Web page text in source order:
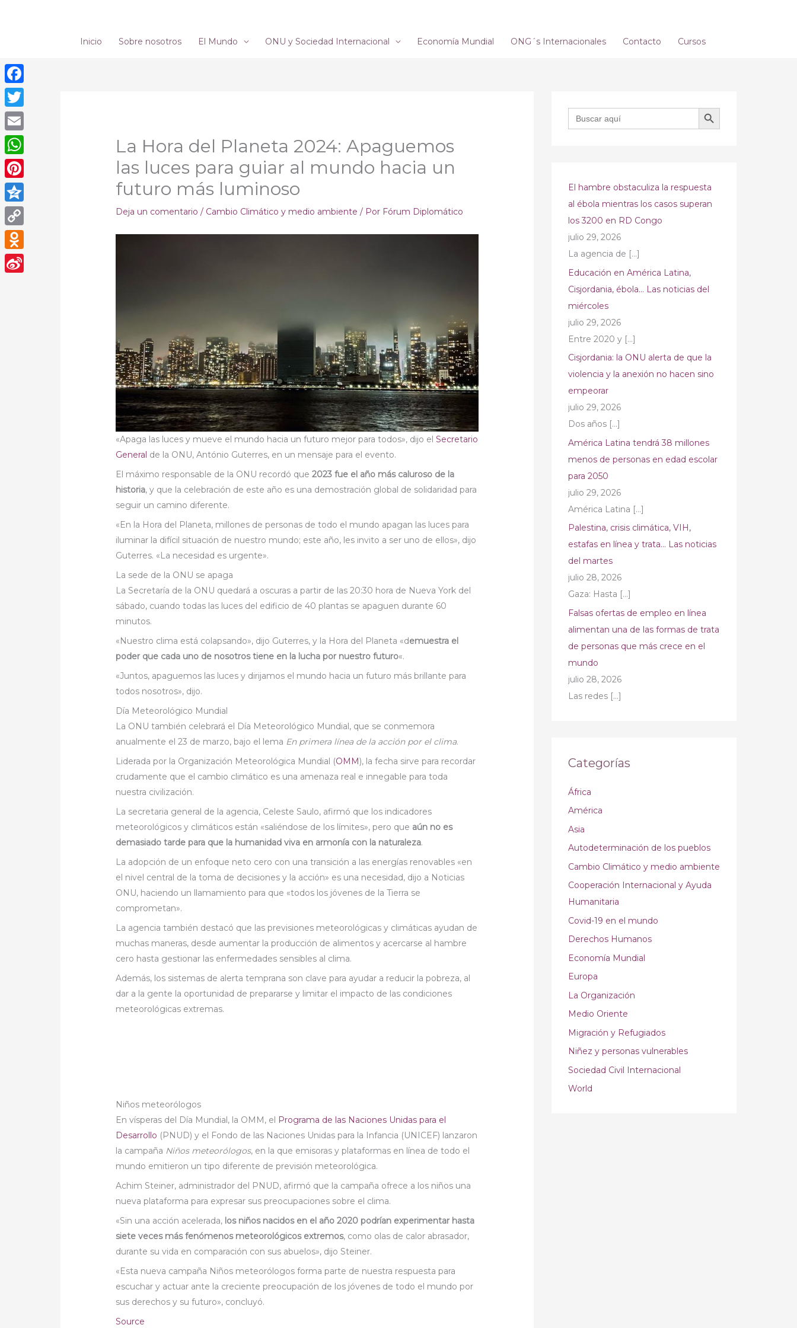
Inicio Sobre nosotros El Mundo ONU y Sociedad Internacional Economía Mundial ONG´s Internacionales Contacto Cursos
La Hora del Planeta 2024: Apaguemos
las luces para guiar al mundo hacia un
futuro más luminoso
Deja un comentario / Cambio Climático y medio ambiente / Por Fórum Diplomático
«Apaga las luces y mueve el mundo hacia un futuro mejor para todos», dijo elSecretario
General de la ONU, António Guterres, en un mensaje para el evento.
El máximo responsable de la ONU recordó que2023 fue el año más caluroso de la
historia, y que la celebración de este año es una demostración global de solidaridad para
seguir un camino diferente.
«En la Hora del Planeta, millones de personas de todo el mundo apagan las luces para
iluminar la difícil situación de nuestro mundo; este año, les invito a ser uno de ellos», dijo
Guterres. «La necesidad es urgente».
La sede de la ONU se apaga
La Secretaría de la ONU quedará a oscuras a partir de las 20:30 hora de Nueva York del
sábado, cuando todas las luces del edificio de 40 plantas se apaguen durante 60
minutos.
«Nuestro clima está colapsando», dijo Guterres, y la Hora del Planeta «demuestra el
poder que cada uno de nosotros tiene en la lucha por nuestro futuro«.
«Juntos, apaguemos las luces y dirijamos el mundo hacia un futuro más brillante para
todos nosotros», dijo.
Día Meteorológico Mundial
La ONU también celebrará el Día Meteorológico Mundial, que se conmemora
anualmente el 23 de marzo, bajo el lema En primera línea de la acción por el clima.
Liderada por la Organización Meteorológica Mundial (OMM), la fecha sirve para recordar
crudamente que el cambio climático es una amenaza real e innegable para toda
nuestra civilización.
La secretaria general de la agencia, Celeste Saulo, afirmó que los indicadores
meteorológicos y climáticos están «saliéndose de los límites», pero que aún no es
demasiado tarde para que la humanidad viva en armonía con la naturaleza.
La adopción de un enfoque neto cero con una transición a las energías renovables «en
el nivel central de la toma de decisiones y la acción» es una necesidad, dijo a Noticias
ONU, haciendo un llamamiento para que «todos los jóvenes de la Tierra se
comprometan».
La agencia también destacó que las previsiones meteorológicas y climáticas ayudan de
muchas maneras, desde aumentar la producción de alimentos y acercarse al hambre
cero hasta gestionar las enfermedades sensibles al clima.
Además, los sistemas de alerta temprana son clave para ayudar a reducir la pobreza, al
dar a la gente la oportunidad de prepararse y limitar el impacto de las condiciones
meteorológicas extremas.
Niños meteorólogos
En vísperas del Día Mundial, la OMM, el Programa de las Naciones Unidas para el
Desarrollo (PNUD) y el Fondo de las Naciones Unidas para la Infancia (UNICEF) lanzaron
la campaña Niños meteorólogos, en la que emisoras y plataformas en línea de todo el
mundo emitieron un tipo diferente de previsión meteorológica.
Achim Steiner, administrador del PNUD, afirmó que la campaña ofrece a los niños una
nueva plataforma para expresar sus preocupaciones sobre el clima.
«Sin una acción acelerada, los niños nacidos en el año 2020 podrían experimentar hasta
siete veces más fenómenos meteorológicos extremos, como olas de calor abrasador,
durante su vida en comparación con sus abuelos», dijo Steiner.
«Esta nueva campaña Niños meteorólogos forma parte de nuestra respuesta para
escuchar y actuar ante la creciente preocupación de los jóvenes de todo el mundo por
sus derechos y su futuro», concluyó.
Source
Buscar: BOTÓN DE BÚSQUEDA
El hambre obstaculiza la respuesta
al ébola mientras los casos superan
los 3200 en RD Congo
julio 29, 2026
La agencia de […]
Educación en América Latina,
Cisjordania, ébola… Las noticias del
miércoles
julio 29, 2026
Entre 2020 y […]
Cisjordania: la ONU alerta de que la
violencia y la anexión no hacen sino
empeorar
julio 29, 2026
Dos años […]
América Latina tendrá 38 millones
menos de personas en edad escolar
para 2050
julio 29, 2026
América Latina […]
Palestina, crisis climática, VIH,
estafas en línea y trata… Las noticias
del martes
julio 28, 2026
Gaza: Hasta […]
Falsas ofertas de empleo en línea
alimentan una de las formas de trata
de personas que más crece en el
mundo
julio 28, 2026
Las redes […]
Categorías
África
América
Asia
Autodeterminación de los pueblos
Cambio Climático y medio ambiente
Cooperación Internacional y Ayuda
Humanitaria
Covid-19 en el mundo
Derechos Humanos
Economía Mundial
Europa
La Organización
Medio Oriente
Migración y Refugiados
Niñez y personas vulnerables
Sociedad Civil Internacional
World
Facebook
Twitter
Email
WhatsApp
Pinterest
Qzone
Copy
Link
Odnoklassniki